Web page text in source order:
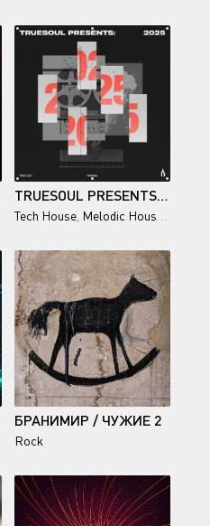
TRUESOUL PRESENTS 2025
Tech House Melodic House
БРАНИМИР / ЧУЖИЕ 2
Rock